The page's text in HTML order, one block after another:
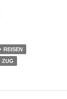
REISEN
ZUG